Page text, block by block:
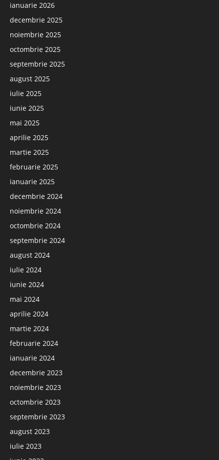
ianuarie 2026
decembrie 2025
noiembrie 2025
octombrie 2025
septembrie 2025
august 2025
iulie 2025
iunie 2025
mai 2025
aprilie 2025
martie 2025
februarie 2025
ianuarie 2025
decembrie 2024
noiembrie 2024
octombrie 2024
septembrie 2024
august 2024
iulie 2024
iunie 2024
mai 2024
aprilie 2024
martie 2024
februarie 2024
ianuarie 2024
decembrie 2023
noiembrie 2023
octombrie 2023
septembrie 2023
august 2023
iulie 2023